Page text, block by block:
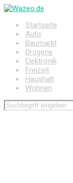
Zum
springenStartseite
Auto
Baumarkt
Drogerie
Elektronik
Freizeit
Haushalt
Wohnen